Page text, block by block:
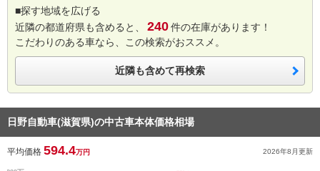
■探す地域を広げる
近隣の都道府県も含めると、
240件の在庫があります！
こだわりのある車なら、この検索がおススメ。
近隣も含めて再検索
日野自動車(滋賀県)の中古車本体価格相場
平均価格 594.4万円 2026年8月更新